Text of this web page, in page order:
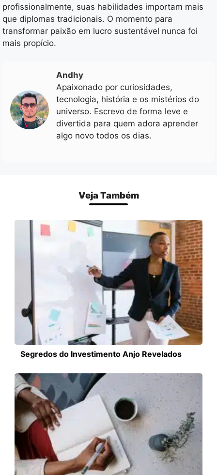
profissionalmente, suas habilidades importam mais
que diplomas tradicionais. O momento para
transformar paixão em lucro sustentável nunca foi
mais propício.
Andhy
Apaixonado por curiosidades,
tecnologia, história e os mistérios do
universo. Escrevo de forma leve e
divertida para quem adora aprender
algo novo todos os dias.
Veja Também
Segredos do Investimento Anjo Revelados